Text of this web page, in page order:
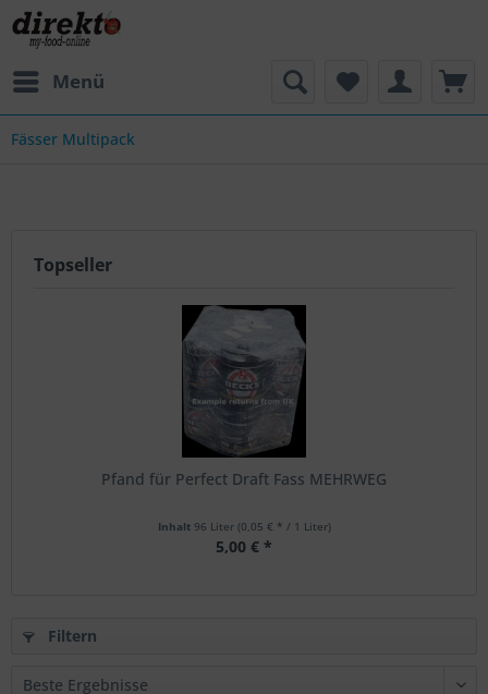
Menü
Fässer Multipack
Topseller
Pfand für Perfect Draft Fass MEHRWEG
Inhalt 96 Liter (0,05 € * / 1 Liter)
5,00 € *
Filtern